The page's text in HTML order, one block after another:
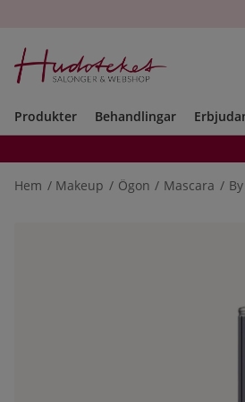
Produkter Behandlingar
Hem Makeup Ögon Mascara